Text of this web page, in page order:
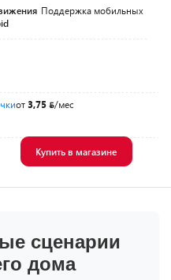
Поддержка мобильных
от3,75 /мес
Купить в магазине
сценарии
дома